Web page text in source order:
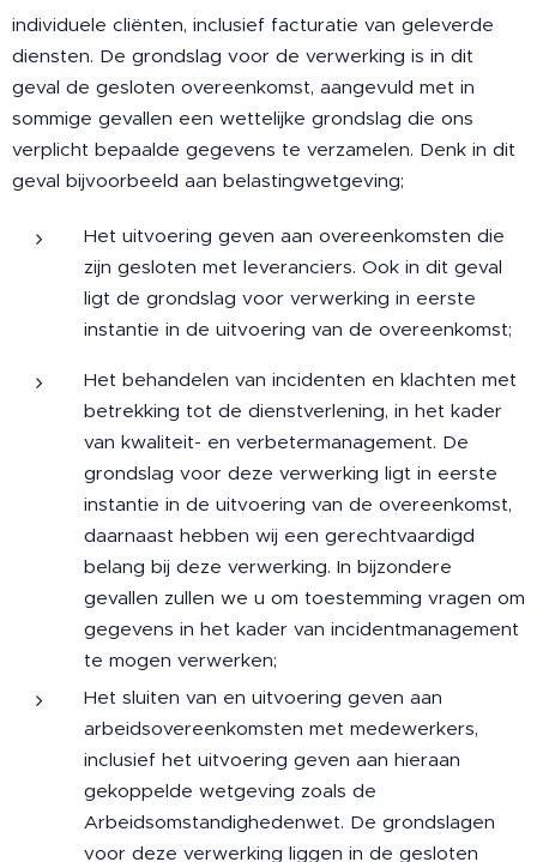
individuele cliënten, inclusief facturatie van geleverde
diensten. De grondslag voor de verwerking is in dit
geval de gesloten overeenkomst, aangevuld met in
sommige gevallen een wettelijke grondslag die ons
verplicht bepaalde gegevens te verzamelen. Denk in dit
geval bijvoorbeeld aan belastingwetgeving;
Het uitvoering geven aan overeenkomsten die
zijn gesloten met leveranciers. Ook in dit geval
ligt de grondslag voor verwerking in eerste
instantie in de uitvoering van de overeenkomst;
Het behandelen van incidenten en klachten met
betrekking tot de dienstverlening, in het kader
van kwaliteit- en verbetermanagement. De
grondslag voor deze verwerking ligt in eerste
instantie in de uitvoering van de overeenkomst,
daarnaast hebben wij een gerechtvaardigd
belang bij deze verwerking. In bijzondere
gevallen zullen we u om toestemming vragen om
gegevens in het kader van incidentmanagement
te mogen verwerken;
Het sluiten van en uitvoering geven aan
arbeidsovereenkomsten met medewerkers,
inclusief het uitvoering geven aan hieraan
gekoppelde wetgeving zoals de
Arbeidsomstandighedenwet. De grondslagen
voor deze verwerking liggen in de gesloten